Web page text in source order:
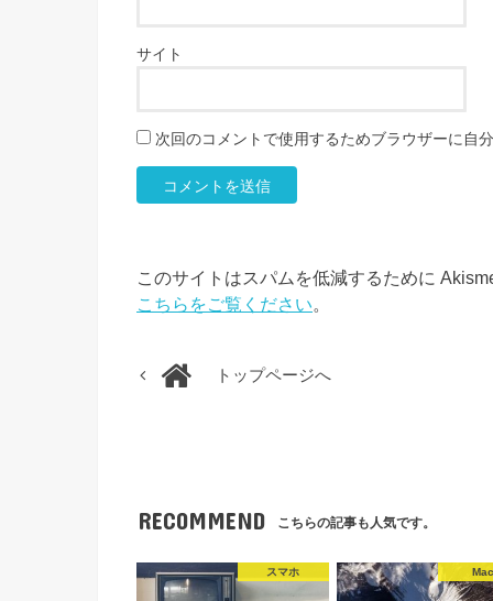
サイト
次回のコメントで使用するためブラウザーに自
このサイトはスパムを低減するために
こちらをご覧ください。
トップページへ
RECOMMEND こちらの記事も人気です。
スマホ